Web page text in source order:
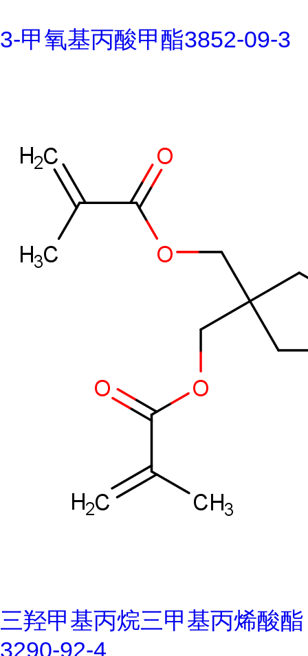
3-甲氧基丙酸甲酯3852-09-3
三羟甲基丙烷三甲基丙烯酸酯
3290-92-4